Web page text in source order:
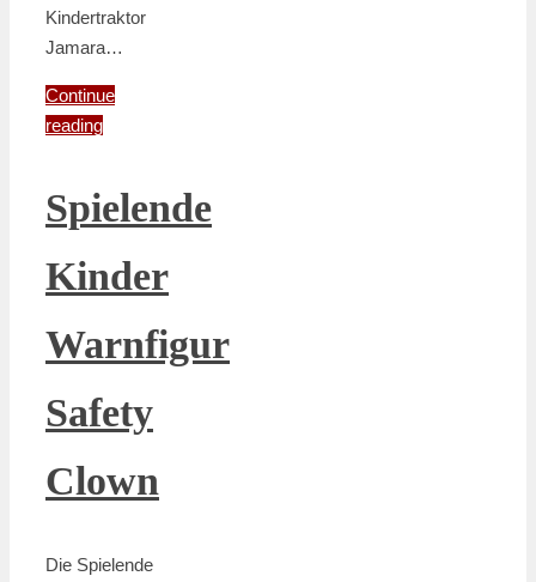
Kindertraktor
Jamara…
Continue
reading
Spielende
Kinder
Warnfigur
Safety
Clown
Die Spielende